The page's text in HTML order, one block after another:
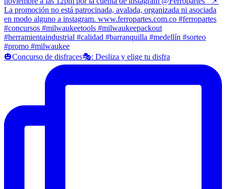
🎃Concurso de disfraces🎭: Desliza y elige tu disfra